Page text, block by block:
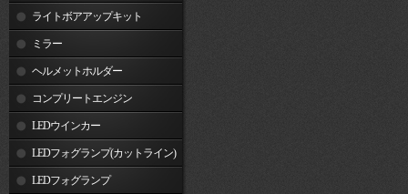
ライトボアアップキット
ミラー
ヘルメットホルダー
コンプリートエンジン
LEDウインカー
LEDフォグランプ(カットライン)
LEDフォグランプ